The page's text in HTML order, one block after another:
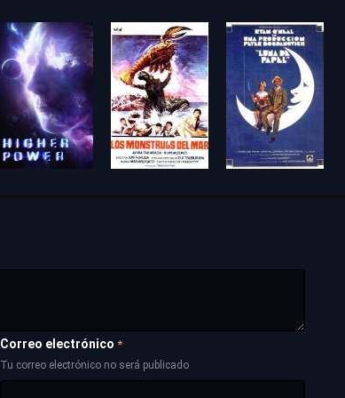
Correo electrónico *
Tu correo electrónico no será publicado